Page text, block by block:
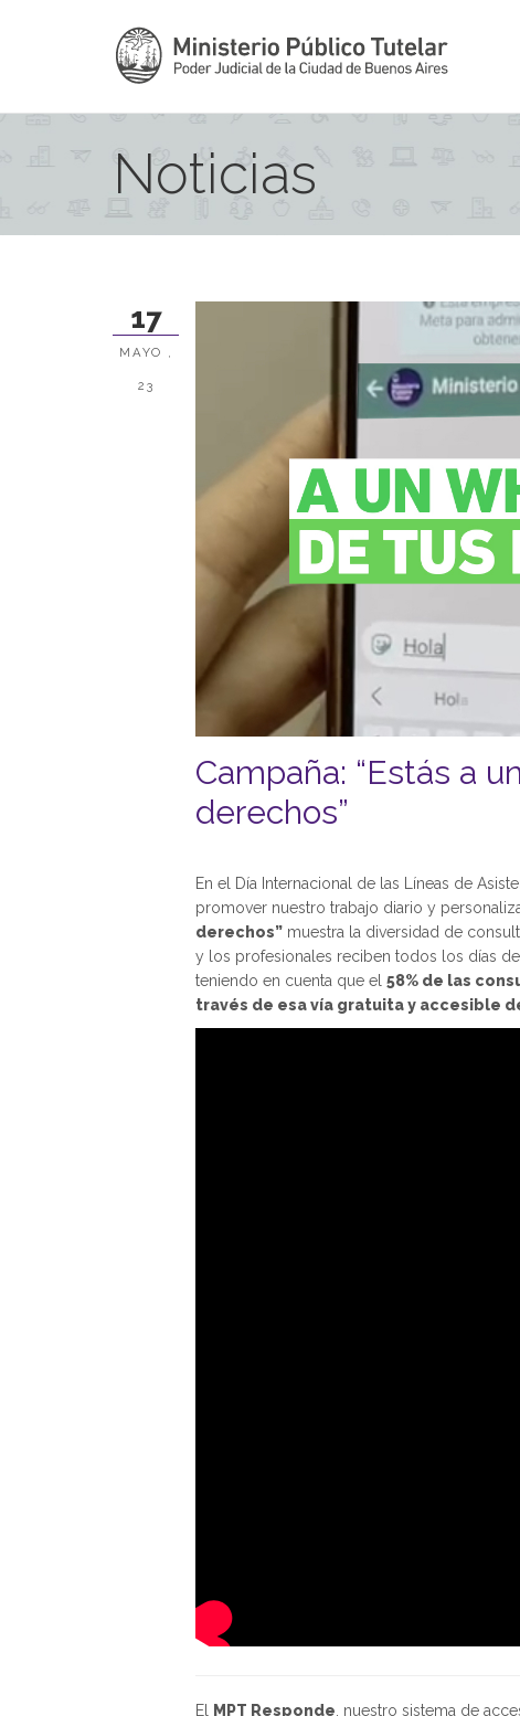
Noticias
Campaña: “Estás a
derechos”
17
MAYO ,
23
En el Día Internacional de las Líneas de
promover nuestro trabajo diario y
derechos” muestra la diversidad de
y los profesionales reciben todos los días
teniendo en cuenta que el 58% de las
través de esa vía gratuita y accesible
El MPT Responde , nuestro sistema de